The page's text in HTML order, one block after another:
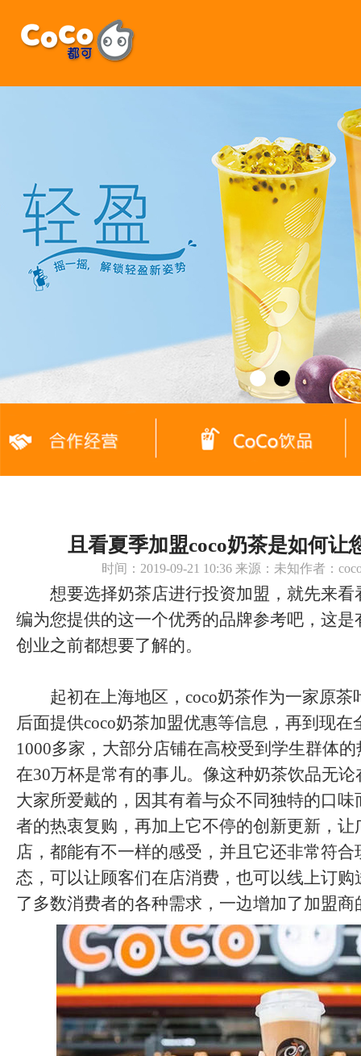
且看夏季加盟coco奶茶是如何让
时间：2019-09-21 10:36 来源：未知作者：
想要选择奶茶店进行投资加盟，就先来看
编为您提供的这一个优秀的品牌参考吧，这是
创业之前都想要了解的。
起初在上海地区，coco奶茶作为一家原茶
后面提供coco奶茶加盟优惠等信息，再到现在
1000多家，大部分店铺在高校受到学生群体
在30万杯是常有的事儿。像这种奶茶饮品无
大家所爱戴的，因其有着与众不同独特的口
者的热衷复购，再加上它不停的创新更新，让
店，都能有不一样的感受，并且它还非常符
态，可以让顾客们在店消费，也可以线上订购
了多数消费者的各种需求，一边增加了加盟商